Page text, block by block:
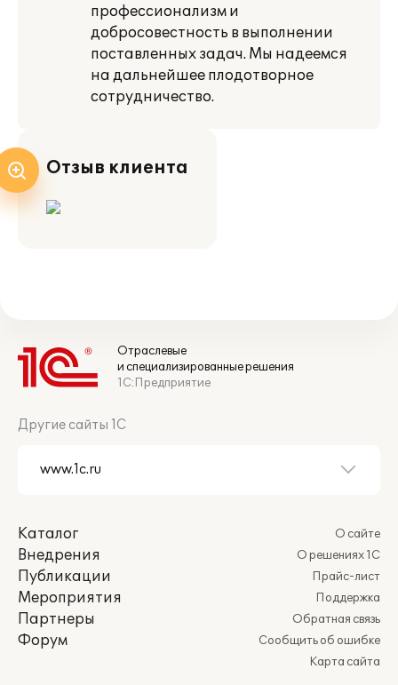
профессионализм и
добросовестность в выполнении
поставленных задач. Мы надеемся
на дальнейшее плодотворное
сотрудничество.
Отзыв клиента
Отраслевые
и специализированные решения
1С:Предприятие
Другие сайты 1С
Каталог
Внедрения
Публикации
Мероприятия
Партнеры
Форум
О сайте
О решениях 1С
Прайс-лист
Поддержка
Обратная связь
Сообщить об ошибке
Карта сайта